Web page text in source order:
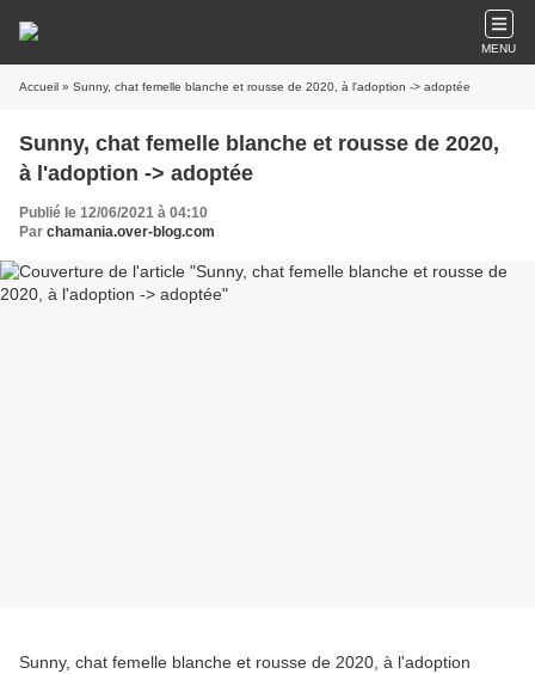
MENU
Accueil » Sunny, chat femelle blanche et rousse de 2020, à l'adoption -> adoptée
Sunny, chat femelle blanche et rousse de 2020,
à l'adoption -> adoptée
Publié le 12/06/2021 à 04:10
Par chamania.over-blog.com
Sunny, chat femelle blanche et rousse de 2020, à l'adoption